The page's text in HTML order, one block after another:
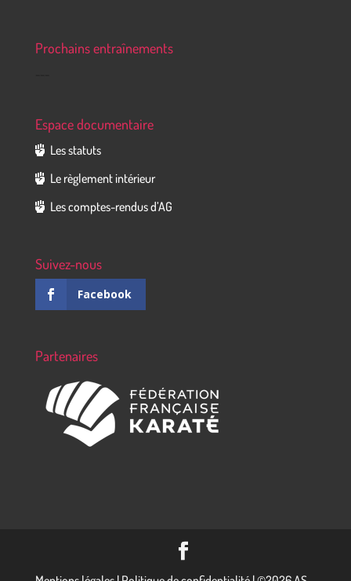
Prochains entraînements
Espace documentaire
Les statuts
Le règlement intérieur
Les comptes-rendus d’AG
Suivez-nous
Facebook
Partenaires